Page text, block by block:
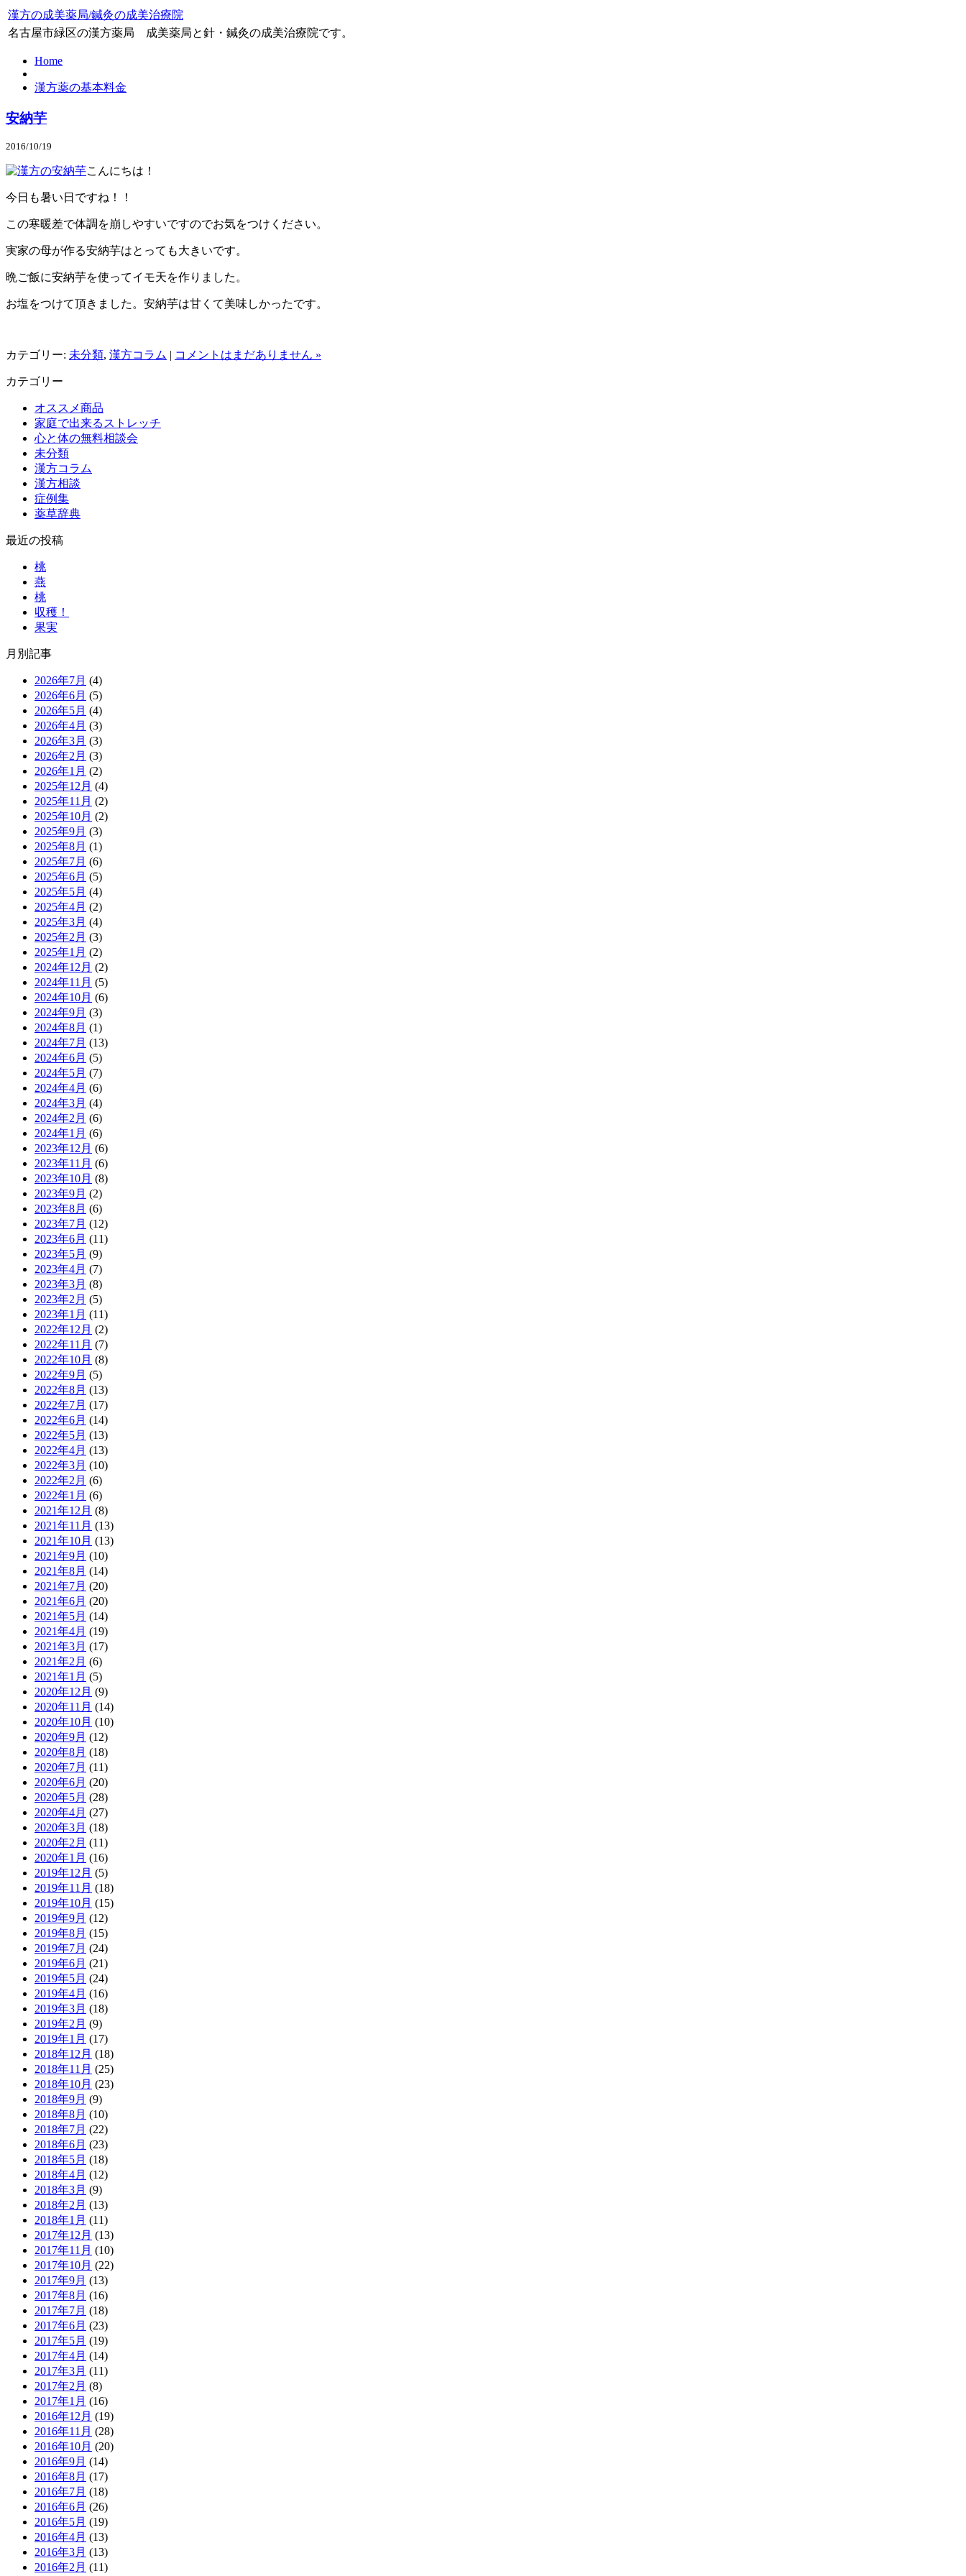
漢方の成美薬局/鍼灸の成美治療院
名古屋市緑区の漢方薬局 成美薬局と針・鍼灸の成美治療院です。
Home
漢方薬の基本料金
安納芋
2016/10/19
こんにちは！
今日も暑い日ですね！！
この寒暖差で体調を崩しやすいですのでお気をつけください。
実家の母が作る安納芋はとっても大きいです。
晩ご飯に安納芋を使ってイモ天を作りました。
お塩をつけて頂きました。安納芋は甘くて美味しかったです。
カテゴリー: 未分類, 漢方コラム | コメントはまだありません »
カテゴリー
オススメ商品
家庭で出来るストレッチ
心と体の無料相談会
未分類
漢方コラム
漢方相談
症例集
薬草辞典
最近の投稿
桃
燕
桃
収穫！
果実
月別記事
2026年7月 (4)
2026年6月 (5)
2026年5月 (4)
2026年4月 (3)
2026年3月 (3)
2026年2月 (3)
2026年1月 (2)
2025年12月 (4)
2025年11月 (2)
2025年10月 (2)
2025年9月 (3)
2025年8月 (1)
2025年7月 (6)
2025年6月 (5)
2025年5月 (4)
2025年4月 (2)
2025年3月 (4)
2025年2月 (3)
2025年1月 (2)
2024年12月 (2)
2024年11月 (5)
2024年10月 (6)
2024年9月 (3)
2024年8月 (1)
2024年7月 (13)
2024年6月 (5)
2024年5月 (7)
2024年4月 (6)
2024年3月 (4)
2024年2月 (6)
2024年1月 (6)
2023年12月 (6)
2023年11月 (6)
2023年10月 (8)
2023年9月 (2)
2023年8月 (6)
2023年7月 (12)
2023年6月 (11)
2023年5月 (9)
2023年4月 (7)
2023年3月 (8)
2023年2月 (5)
2023年1月 (11)
2022年12月 (2)
2022年11月 (7)
2022年10月 (8)
2022年9月 (5)
2022年8月 (13)
2022年7月 (17)
2022年6月 (14)
2022年5月 (13)
2022年4月 (13)
2022年3月 (10)
2022年2月 (6)
2022年1月 (6)
2021年12月 (8)
2021年11月 (13)
2021年10月 (13)
2021年9月 (10)
2021年8月 (14)
2021年7月 (20)
2021年6月 (20)
2021年5月 (14)
2021年4月 (19)
2021年3月 (17)
2021年2月 (6)
2021年1月 (5)
2020年12月 (9)
2020年11月 (14)
2020年10月 (10)
2020年9月 (12)
2020年8月 (18)
2020年7月 (11)
2020年6月 (20)
2020年5月 (28)
2020年4月 (27)
2020年3月 (18)
2020年2月 (11)
2020年1月 (16)
2019年12月 (5)
2019年11月 (18)
2019年10月 (15)
2019年9月 (12)
2019年8月 (15)
2019年7月 (24)
2019年6月 (21)
2019年5月 (24)
2019年4月 (16)
2019年3月 (18)
2019年2月 (9)
2019年1月 (17)
2018年12月 (18)
2018年11月 (25)
2018年10月 (23)
2018年9月 (9)
2018年8月 (10)
2018年7月 (22)
2018年6月 (23)
2018年5月 (18)
2018年4月 (12)
2018年3月 (9)
2018年2月 (13)
2018年1月 (11)
2017年12月 (13)
2017年11月 (10)
2017年10月 (22)
2017年9月 (13)
2017年8月 (16)
2017年7月 (18)
2017年6月 (23)
2017年5月 (19)
2017年4月 (14)
2017年3月 (11)
2017年2月 (8)
2017年1月 (16)
2016年12月 (19)
2016年11月 (28)
2016年10月 (20)
2016年9月 (14)
2016年8月 (17)
2016年7月 (18)
2016年6月 (26)
2016年5月 (19)
2016年4月 (13)
2016年3月 (13)
2016年2月 (11)